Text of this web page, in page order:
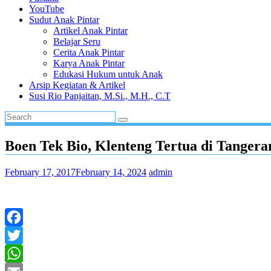
YouTube
Sudut Anak Pintar
Artikel Anak Pintar
Belajar Seru
Cerita Anak Pintar
Karya Anak Pintar
Edukasi Hukum untuk Anak
Arsip Kegiatan & Artikel
Susi Rio Panjaitan, M.Si., M.H., C.T
Boen Tek Bio, Klenteng Tertua di
February 17, 2017February 14, 2024 admin
Facebook
Twitter